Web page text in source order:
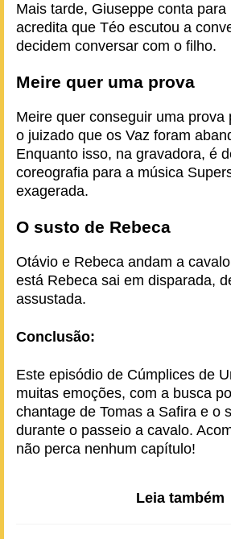
Mais tarde, Giuseppe conta para
acredita que Téo escutou a
decidem conversar com o filho.
Meire quer uma prova
Meire quer conseguir uma prova
o juizado que os Vaz foram
Enquanto isso, na gravadora, é
coreografia para a música
exagerada.
O susto de Rebeca
Otávio e Rebeca andam a
está Rebeca sai em disparada,
assustada.
Conclusão:
Este episódio de Cúmplices de
muitas emoções, com a busca
chantage de Tomas a Safira e o
durante o passeio a cavalo.
não perca nenhum capítulo!
Leia também